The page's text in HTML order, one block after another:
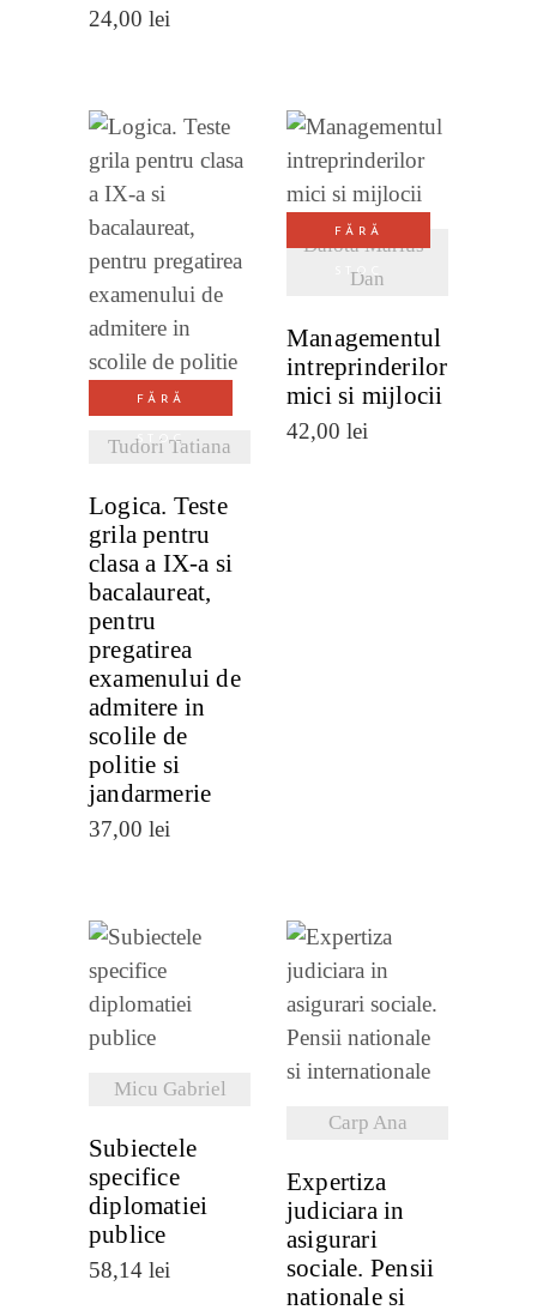
24,00 lei
FĂRĂ
STOC
Tudori Tatiana
VEZI
DETALII
Logica. Teste
grila pentru
clasa a IX-a si
bacalaureat,
pentru
pregatirea
examenului de
admitere in
scolile de
politie si
jandarmerie
37,00 lei
FĂRĂ
STOC
Dalotă Marius-
Dan
DETALII
Managementul
intreprinderilor
mici si mijlocii
42,00 lei
Micu Gabriel
DETALII
Subiectele
specifice
diplomatiei
publice
58,14 lei
Carp Ana
VEZI
DETALII
Expertiza
judiciara in
asigurari
sociale. Pensii
nationale si